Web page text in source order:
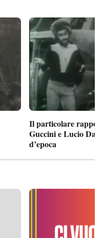
Il particolare
Guccini e Lucio
d’epoca